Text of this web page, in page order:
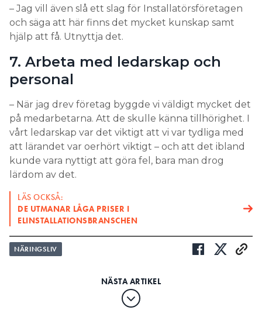
– Jag vill även slå ett slag för Installatörsföretagen
och säga att här finns det mycket kunskap samt
hjälp att få. Utnyttja det.
7. Arbeta med ledarskap och
personal
– När jag drev företag byggde vi väldigt mycket det
på medarbetarna. Att de skulle känna tillhörighet. I
vårt ledarskap var det viktigt att vi var tydliga med
att lärandet var oerhört viktigt – och att det ibland
kunde vara nyttigt att göra fel, bara man drog
lärdom av det.
LÄS OCKSÅ:
DE UTMANAR LÅGA PRISER I
ELINSTALLATIONSBRANSCHEN
NÄRINGSLIV